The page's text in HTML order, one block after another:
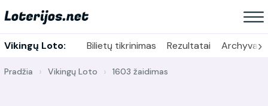
Vikingų Loto: Bilietų tikrinimas Rezultatai Archyvas
›
Pradžia Vikingų Loto 1603 žaidimas